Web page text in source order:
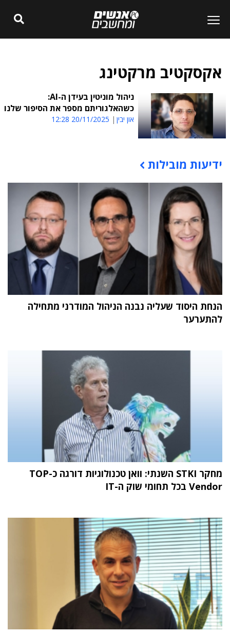
אקסקטיב מרקטינג
ניהול מוניטין בעידן ה-AI:
כשהאלגוריתם מספר את הסיפור שלנו
און יבין 20/11/2025 12:28
תוכן פרסומי
ידיעות מובילות
הנחת היסוד שעליה נבנה הניהול המודרני מתחילה
להתערער
מחקר STKI השנתי: וואן טכנולוגיות דורגה כ-TOP
Vendor בכל תחומי שוק ה-IT